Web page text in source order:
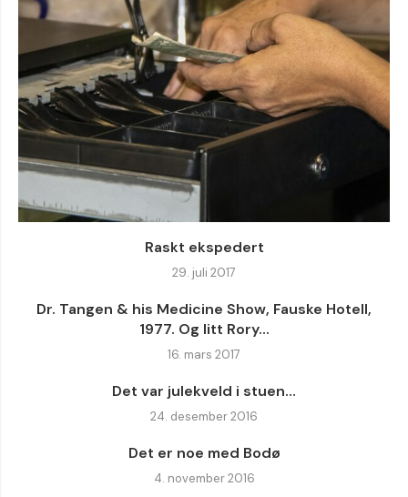
Raskt ekspedert
29. juli 2017
Dr. Tangen & his Medicine Show, Fauske Hotell,
1977. Og litt Rory...
16. mars 2017
Det var julekveld i stuen…
24. desember 2016
Det er noe med Bodø
4. november 2016